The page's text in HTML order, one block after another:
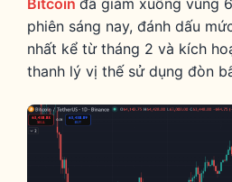
Bitcoin đã giảm xuống vùng
phiên sáng nay, đánh dấu
nhất kể từ tháng 2 và kích
thanh lý vị thế sử dụng đòn